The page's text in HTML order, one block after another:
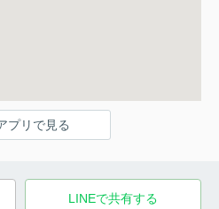
プリで見る
LINEで共有する